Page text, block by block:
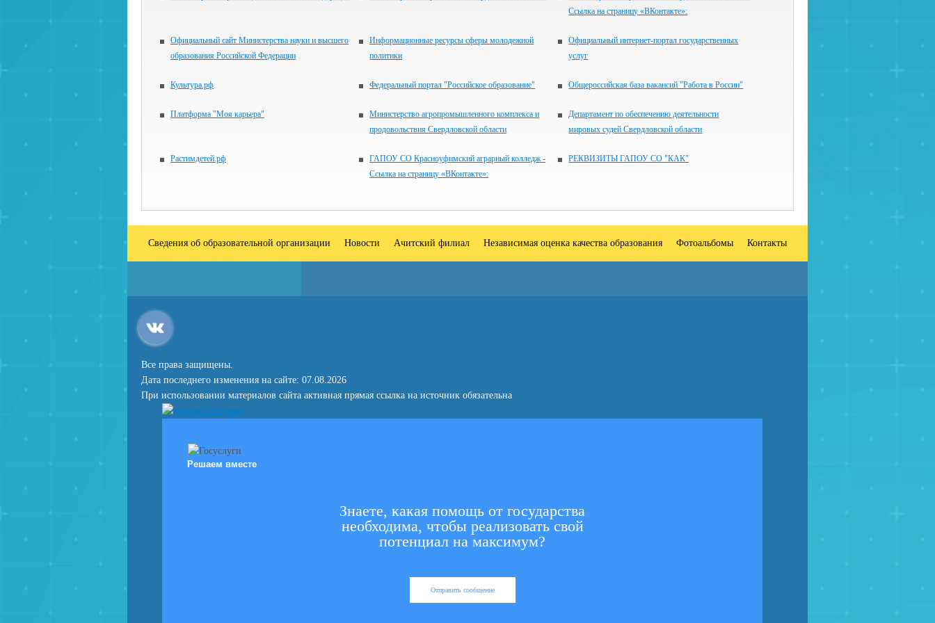
Ссылка на страницу «ВКонтакте»:
Официальный сайт Министерства науки и высшего
образования Российской Федерации
Информационные ресурсы сферы молодежной
политики
Официальный интернет-портал государственных
услуг
Культура.рф Федеральный портал "Российское образование" Общероссийская база вакансий "Работа в России"
Платформа "Моя карьера"
Министерство агропромышленного комплекса и
продовольствия Свердловской области
Департамент по обеспечению деятельности
мировых судей Свердловской области
Растимдетей.рф
ГАПОУ СО Красноуфимский аграрный колледж -
Ссылка на страницу «ВКонтакте»:
РЕКВИЗИТЫ ГАПОУ СО "КАК"
Сведения об образовательной организации Новости Ачитский филиал Независимая оценка качества образования Фотоальбомы Контакты
Все права защищены.
Дата последнего изменения на сайте: 07.08.2026
При использовании материалов сайта активная прямая ссылка на источник обязательна
Решаем вместе
Знаете, какая помощь от государства
необходима, чтобы реализовать свой
потенциал на максимум?
Отправить сообщение